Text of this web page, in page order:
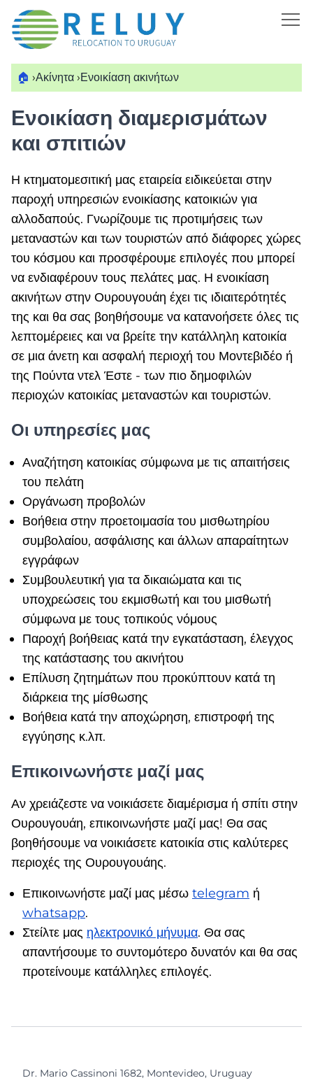
🏠 ›Ακίνητα ›Ενοικίαση ακινήτων
Ενοικίαση διαμερισμάτων
και σπιτιών
Η κτηματομεσιτική μας εταιρεία ειδικεύεται στην
παροχή υπηρεσιών ενοικίασης κατοικιών για
αλλοδαπούς. Γνωρίζουμε τις προτιμήσεις των
μεταναστών και των τουριστών από διάφορες χώρες
του κόσμου και προσφέρουμε επιλογές που μπορεί
να ενδιαφέρουν τους πελάτες μας. Η ενοικίαση
ακινήτων στην Ουρουγουάη έχει τις ιδιαιτερότητές
της και θα σας βοηθήσουμε να κατανοήσετε όλες τις
λεπτομέρειες και να βρείτε την κατάλληλη κατοικία
σε μια άνετη και ασφαλή περιοχή του Μοντεβιδέο ή
της Πούντα ντελ Έστε - των πιο δημοφιλών
περιοχών κατοικίας μεταναστών και τουριστών.
Οι υπηρεσίες μας
Αναζήτηση κατοικίας σύμφωνα με τις απαιτήσεις
του πελάτη
Οργάνωση προβολών
Βοήθεια στην προετοιμασία του μισθωτηρίου
συμβολαίου, ασφάλισης και άλλων απαραίτητων
εγγράφων
Συμβουλευτική για τα δικαιώματα και τις
υποχρεώσεις του εκμισθωτή και του μισθωτή
σύμφωνα με τους τοπικούς νόμους
Παροχή βοήθειας κατά την εγκατάσταση, έλεγχος
της κατάστασης του ακινήτου
Επίλυση ζητημάτων που προκύπτουν κατά τη
διάρκεια της μίσθωσης
Βοήθεια κατά την αποχώρηση, επιστροφή της
εγγύησης κ.λπ.
Επικοινωνήστε μαζί μας
Αν χρειάζεστε να νοικιάσετε διαμέρισμα ή σπίτι στην
Ουρουγουάη, επικοινωνήστε μαζί μας! Θα σας
βοηθήσουμε να νοικιάσετε κατοικία στις καλύτερες
περιοχές της Ουρουγουάης.
Επικοινωνήστε μαζί μας μέσω telegram ή
whatsapp.
Στείλτε μας ηλεκτρονικό μήνυμα. Θα σας
απαντήσουμε το συντομότερο δυνατόν και θα σας
προτείνουμε κατάλληλες επιλογές.
Dr. Mario Cassinoni 1682, Montevideo, Uruguay